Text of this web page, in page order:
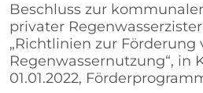
Beschluss zur
privater
„Richtlinien zur Förderung
Regenwassernutzung“, in
01.01.2022,